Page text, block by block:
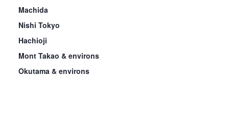
Machida
Nishi Tokyo
Hachioji
Mont Takao & environs
Okutama & environs